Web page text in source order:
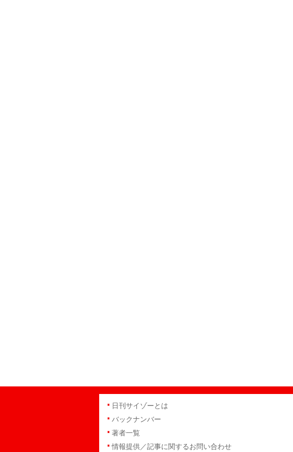
日刊サイゾーとは
バックナンバー
著者一覧
情報提供／記事に関するお問い合わせ